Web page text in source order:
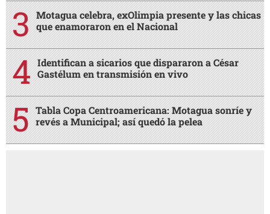
Motagua celebra, exOlimpia presente y las chicas
que enamoraron en el Nacional
Identifican a sicarios que dispararon a César
Gastélum en transmisión en vivo
Tabla Copa Centroamericana: Motagua sonríe y
revés a Municipal; así quedó la pelea